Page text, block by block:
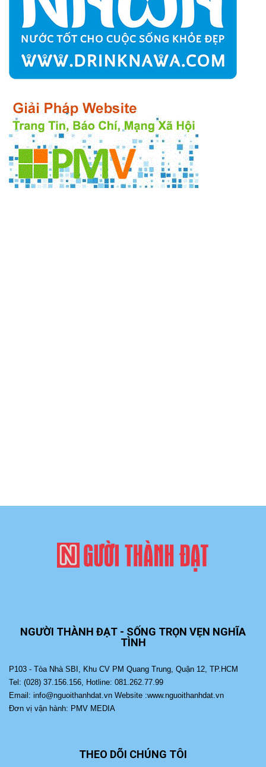
NGƯỜI THÀNH ĐẠT - SỐNG TRỌN VẸN NGHĨA
TÌNH
P103 - Tòa Nhà SBI, Khu CV PM Quang Trung, Quận 12, TP.HCM
Tel: (028) 37.156.156, Hotline: 081.262.77.99
Email: info@nguoithanhdat.vn Website :www.nguoithanhdat.vn
Đơn vị vận hành: PMV MEDIA
THEO DÕI CHÚNG TÔI